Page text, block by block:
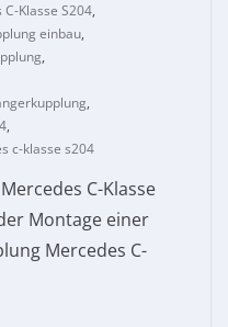
Klasse S204,
einbau,
,
,
,
c-klasse s204
C-Klasse
Montage einer
Mercedes C-